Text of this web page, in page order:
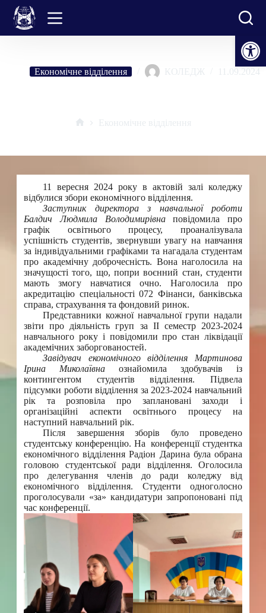
Відкрити Панель інструментів
Перейти
вмісту
Економічне відділення КОЛЕДЖ 11.09.2024
Економічне відділення
11 вересня 2024 року в актовій залі коледжу
відбулися збори економічного відділення.
Заступник директора з навчальної роботи
Балдич Людмила Володимирівнаповідомила про
графік освітнього процесу, проаналізувала
успішність студентів, звернувши увагу на навчання
за індивідуальними графіками та нагадала студентам
про академічну доброчесність. Вона наголосила на
значущості того, що, попри воєнний стан, студенти
мають змогу навчатися очно. Наголосила про
акредитацію спеціальності 072 Фінанси, банківська
справа, страхування та фондовий ринок.
Представники кожної навчальної групи надали
звіти про діяльність груп за ІІ семестр 2023-2024
навчального року і повідомили про стан ліквідації
академічних заборгованостей.
Завідувач економічного відділення Мартинова
Ірина Миколаївна ознайомила здобувачів із
контингентом студентів відділення. Підвела
підсумки роботи відділення за 2023-2024 навчальний
рік та розповіла про заплановані заходи і
організаційні аспекти освітнього процесу на
наступний навчальний рік.
Після завершення зборів було проведено
студентську конференцію. На конференції студентка
економічного відділення Радіон Дарина була обрана
головою студентської ради відділення. Оголосила
про делегування членів до ради коледжу від
економічного відділення. Студенти одноголосно
проголосували «за» кандидатури запропоновані під
час конференції.